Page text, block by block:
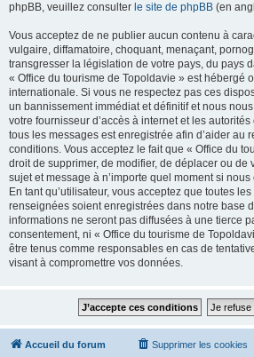
phpBB, veuillez consulter le site de phpBB (en
Vous acceptez de ne publier aucun contenu à
vulgaire, diffamatoire, choquant, menaçant,
transgresser la législation de votre pays, du pays
« Office du tourisme de Topoldavie » est hébergé
internationale. Si vous ne respectez pas ces
un bannissement immédiat et définitif et nous
votre fournisseur d’accès à internet et les autorités
tous les messages est enregistrée afin d’aider au
conditions. Vous acceptez le fait que « Office du
droit de supprimer, de modifier, de déplacer ou de
sujet et message à n’importe quel moment si
En tant qu’utilisateur, vous acceptez que toutes
renseignées soient enregistrées dans notre base
informations ne seront pas diffusées à une tierce
consentement, ni « Office du tourisme de
être tenus comme responsables en cas de
visant à compromettre vos données.
Accueil du forum Supprimer les cookies